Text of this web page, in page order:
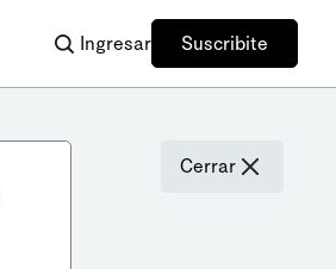
Ingresar Suscribite
Cerrar